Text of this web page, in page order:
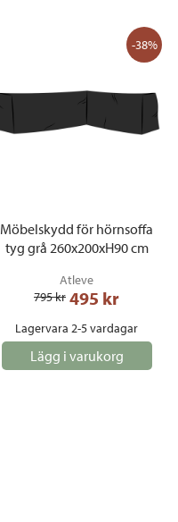
-38%
Möbelskydd för hörnsoffa
tyg grå 260x200xH90 cm
Atleve
795 kr 495 kr
Lagervara 2-5 vardagar
Lägg i varukorg